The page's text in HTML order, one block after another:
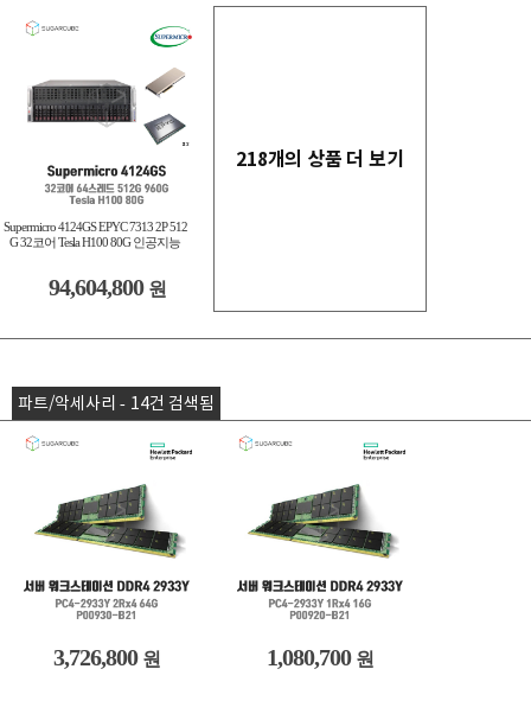
Supermicro 4124GS EPYC 7313 2P 512
G 32코어 Tesla H100 80G 인공지능
94,604,800 원
218개의 상품 더 보기
파트/악세사리 - 14건 검색됨
3,726,800 원 1,080,700 원